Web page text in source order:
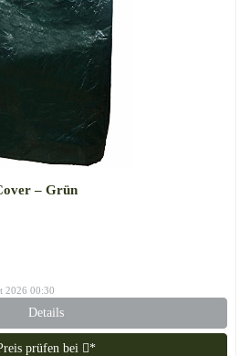
– Grün
2026 00:30
Details
prüfen bei *